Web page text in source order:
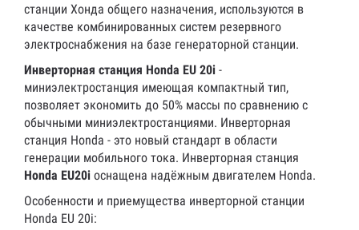
станции Хонда общего назначения, используются в
качестве комбинированных систем резервного
электроснабжения на базе генераторной станции.
Инверторная станция Honda EU 20i -
миниэлектростанция имеющая компактный тип,
позволяет экономить до 50% массы по сравнению с
обычными миниэлектростанциями. Инверторная
станция Honda - это новый стандарт в области
генерации мобильного тока. Инверторная станция
Honda EU20i оснащена надёжным двигателем Honda.
Особенности и приемущества инверторной станции
Honda EU 20i: